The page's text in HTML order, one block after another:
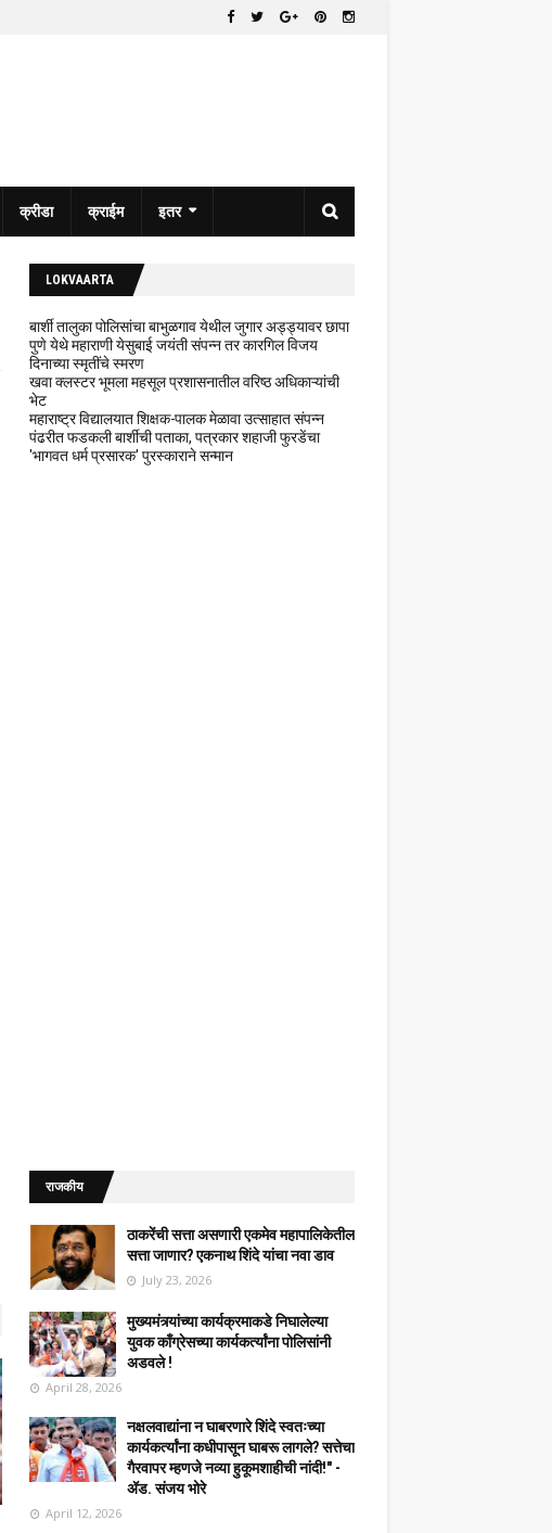
क्रीडा क्राईम इतर
LOKVAARTA
बार्शी तालुका पोलिसांचा बाभुळगाव येथील जुगार अड्ड्यावर छापा
पुणे येथे महाराणी येसुबाई जयंती संपन्न तर कारगिल विजय
दिनाच्या स्मृतींचे स्मरण
खवा क्लस्टर भूमला महसूल प्रशासनातील वरिष्ठ अधिकाऱ्यांची
भेट
महाराष्ट्र विद्यालयात शिक्षक-पालक मेळावा उत्साहात संपन्न
पंढरीत फडकली बार्शीची पताका, पत्रकार शहाजी फुरडेंचा
'भागवत धर्म प्रसारक' पुरस्काराने सन्मान
राजकीय
ठाकरेंची सत्ता असणारी एकमेव महापालिकेतील
सत्ता जाणार? एकनाथ शिंदे यांचा नवा डाव
July 23, 2026
मुख्यमंत्र्यांच्या कार्यक्रमाकडे निघालेल्या
युवक काँग्रेसच्या कार्यकर्त्यांना पोलिसांनी
अडवले !
April 28, 2026
नक्षलवाद्यांना न घाबरणारे शिंदे स्वतःच्या
कार्यकर्त्यांना कधीपासून घाबरू लागले? सत्तेचा
गैरवापर म्हणजे नव्या हुकूमशाहीची नांदी!" -
ॲड. संजय भोरे
April 12, 2026